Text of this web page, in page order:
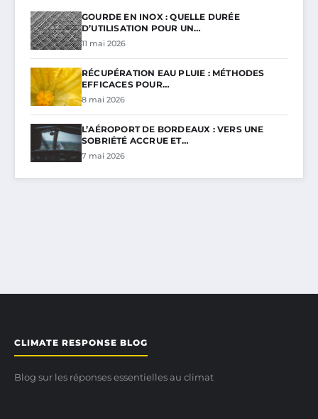
GOURDE EN INOX : QUELLE DURÉE
D’UTILISATION POUR UN…
11 mai 2026
RÉCUPÉRATION EAU PLUIE : MÉTHODES
EFFICACES POUR…
8 mai 2026
L’AÉROPORT DE BORDEAUX : VERS UNE
SOBRIÉTÉ ACCRUE ET…
7 mai 2026
CLIMATE RESPONSE BLOG
Blog sur les réponses essentielles au climat